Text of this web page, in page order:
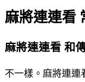
麻將連連看
麻將連連看 和
不一樣。麻將連連